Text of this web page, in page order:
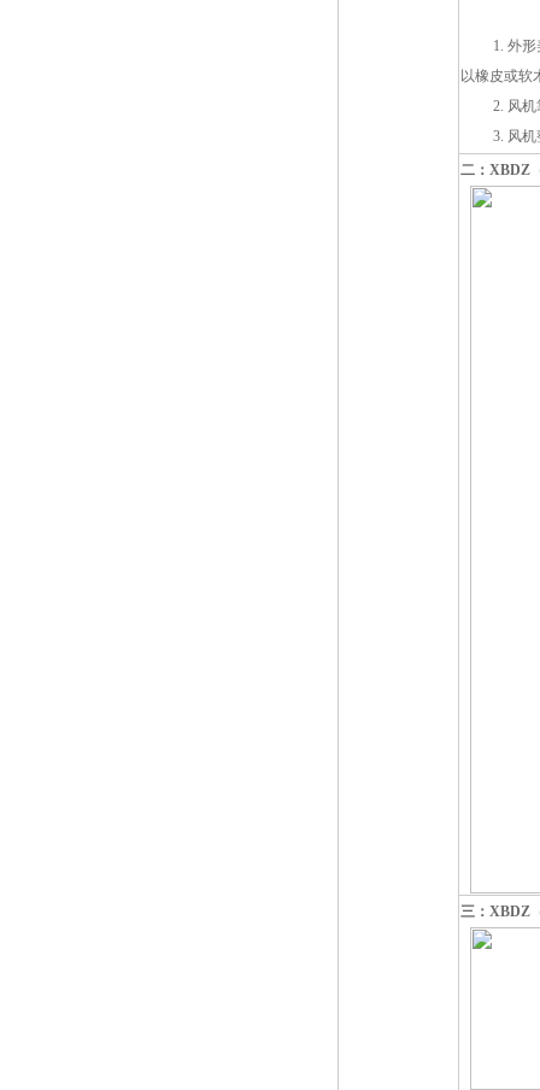
1. 外形美
以橡皮或软
2. 风机靠
3. 风机整
二：XBDZ
三：XBDZ